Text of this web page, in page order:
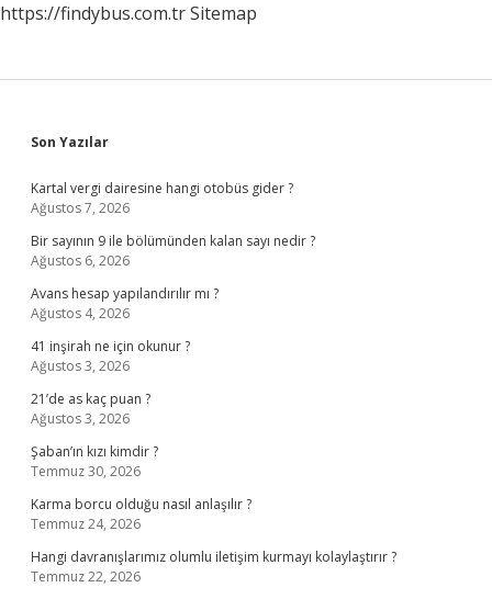
https://findybus.com.trSitemap
Sidebar
Son Yazılar
Kartal vergi dairesine hangi otobüs gider ?
Ağustos 7, 2026
Bir sayının 9 ile bölümünden kalan sayı nedir ?
Ağustos 6, 2026
Avans hesap yapılandırılır mı ?
Ağustos 4, 2026
41 inşirah ne için okunur ?
Ağustos 3, 2026
21’de as kaç puan ?
Ağustos 3, 2026
Şaban’ın kızı kimdir ?
Temmuz 30, 2026
Karma borcu olduğu nasıl anlaşılır ?
Temmuz 24, 2026
Hangi davranışlarımız olumlu iletişim kurmayı kolaylaştırır ?
Temmuz 22, 2026